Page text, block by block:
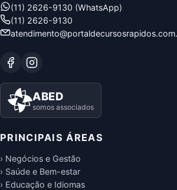
(11) 2626-9130 (WhatsApp)
(11) 2626-9130
ABED
somos associados
PRINCIPAIS ÁREAS
› Negócios e Gestão
› Saúde e Bem-estar
› Educação e Idiomas